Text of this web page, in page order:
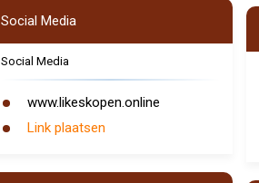
Social Media
Social Media
www.likeskopen.online
Link plaatsen